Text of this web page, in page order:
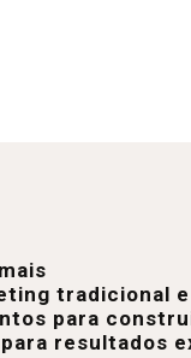
tradicional
para
resultados